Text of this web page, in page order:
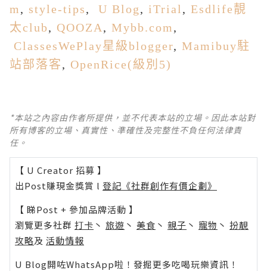
m , style-tips, U Blog, iTrial , Esdlife靚
太club, QOOZA, Mybb.com ,
ClassesWePlay星級blogger, Mamibuy駐
站部落客, OpenRice(級別5)
*本站之內容由作者所提供，並不代表本站的立場。因此本站對
所有博客的立場、真實性、準確性及完整性不負任何法律責
任。
【 U Creator 招募 】
出Post賺現金獎賞 l 登記《社群創作有價企劃》
【 睇Post + 參加品牌活動 】
瀏覽更多社群 打卡 丶 旅遊 丶 美食 丶 親子 丶 寵物 丶 扮靚
攻略及 活動情報
U Blog開咗WhatsApp啦！發掘更多吃喝玩樂資訊！